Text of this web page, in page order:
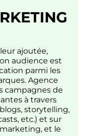
ajoutée,
audience est
parmi les
Agence
campagnes de
à travers
storytelling,
etc.) et sur
et le